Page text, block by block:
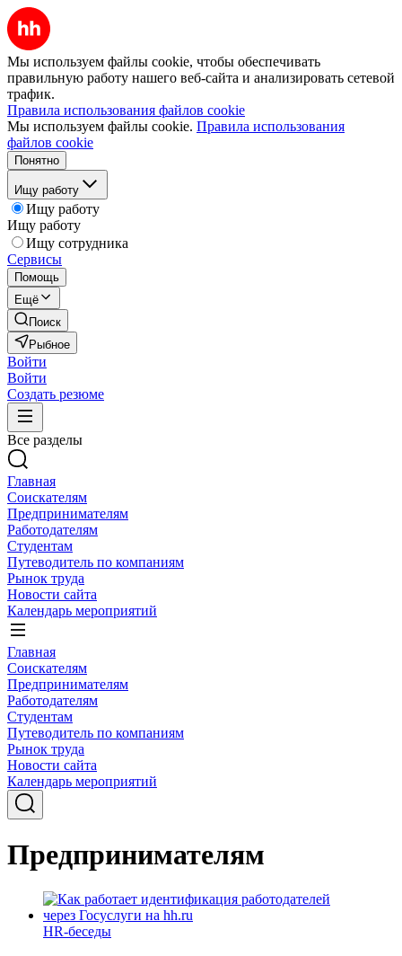
Мы используем файлы cookie, чтобы обеспечивать
правильную работу нашего веб-сайта и анализировать сетевой
трафик.
Правила использования файлов cookie
Мы используем файлы cookie. Правила использования
файлов cookie
Понятно
Ищу работу
Ищу работу
Ищу работу
Ищу сотрудника
Сервисы
Помощь
Ещё
Поиск
Рыбное
Войти
Войти
Создать резюме
Все разделы
Главная
Соискателям
Предпринимателям
Работодателям
Студентам
Путеводитель по компаниям
Рынок труда
Новости сайта
Календарь мероприятий
Главная
Соискателям
Предпринимателям
Работодателям
Студентам
Путеводитель по компаниям
Рынок труда
Новости сайта
Календарь мероприятий
Предпринимателям
HR-беседы